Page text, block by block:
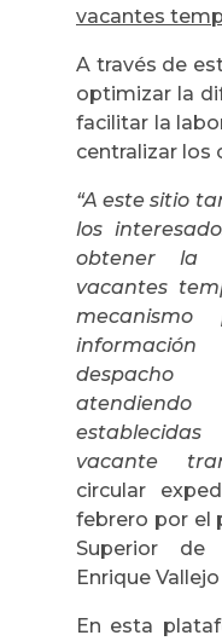
vacantes
A través de
optimizar la
facilitar la
centralizar los
“A este sitio
los
obtener la
vacantes
despacho
vacante
circular
febrero por el
Superior de
Enrique
En esta